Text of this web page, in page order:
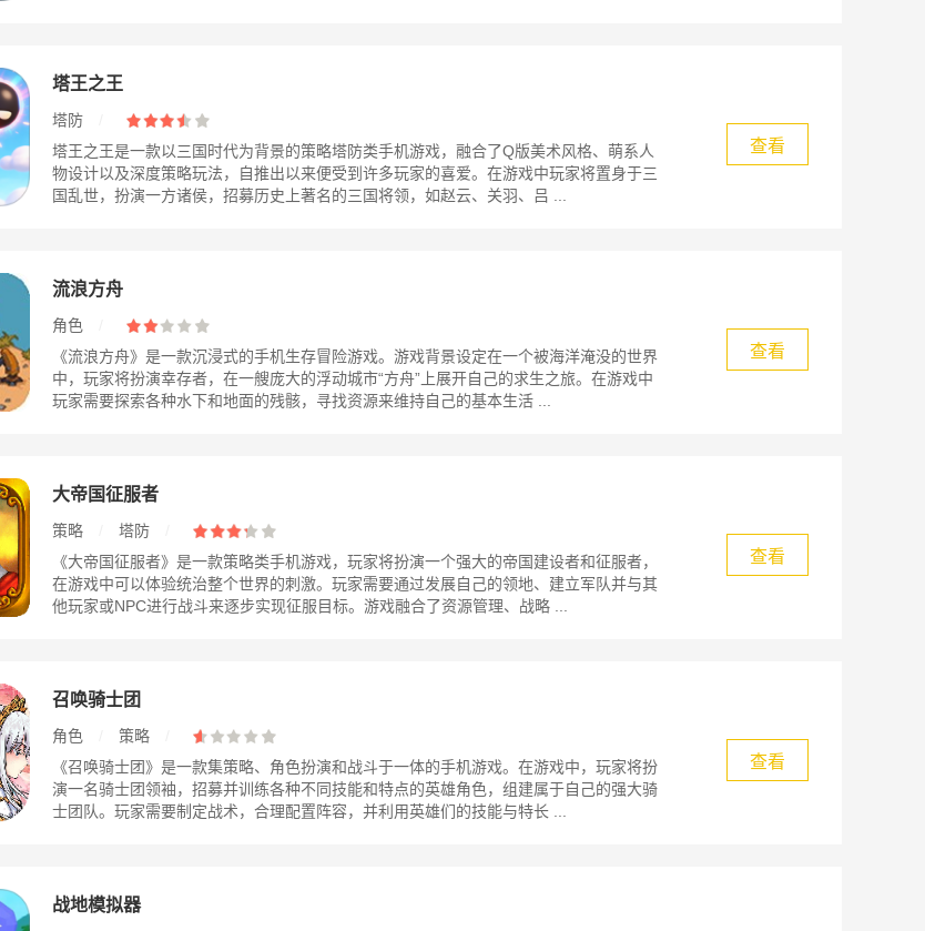
塔王之王
塔防
塔王之王是一款以三国时代为背景的策略塔防类手机游戏，融合了Q版美术风格、萌系人
物设计以及深度策略玩法，自推出以来便受到许多玩家的喜爱。在游戏中玩家将置身于三
国乱世，扮演一方诸侯，招募历史上著名的三国将领，如赵云、关羽、吕 ...
查看
流浪方舟
角色
《流浪方舟》是一款沉浸式的手机生存冒险游戏。游戏背景设定在一个被海洋淹没的世界
中，玩家将扮演幸存者，在一艘庞大的浮动城市“方舟”上展开自己的求生之旅。在游戏中
玩家需要探索各种水下和地面的残骸，寻找资源来维持自己的基本生活 ...
查看
大帝国征服者
策略 塔防
《大帝国征服者》是一款策略类手机游戏，玩家将扮演一个强大的帝国建设者和征服者，
在游戏中可以体验统治整个世界的刺激。玩家需要通过发展自己的领地、建立军队并与其
他玩家或NPC进行战斗来逐步实现征服目标。游戏融合了资源管理、战略 ...
查看
召唤骑士团
角色 策略
《召唤骑士团》是一款集策略、角色扮演和战斗于一体的手机游戏。在游戏中，玩家将扮
演一名骑士团领袖，招募并训练各种不同技能和特点的英雄角色，组建属于自己的强大骑
士团队。玩家需要制定战术，合理配置阵容，并利用英雄们的技能与特长 ...
查看
战地模拟器